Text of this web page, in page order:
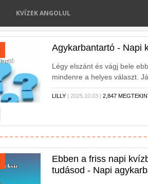
KVÍZEK ANGOLUL
Agykarbantartó - Napi
Légy elszánt és vágj bele
mindenre a helyes választ.
hibázol egyszer sem.
LILLY | 2025.10.03 |2,847
Ebben a friss napi
tudásod - Napi